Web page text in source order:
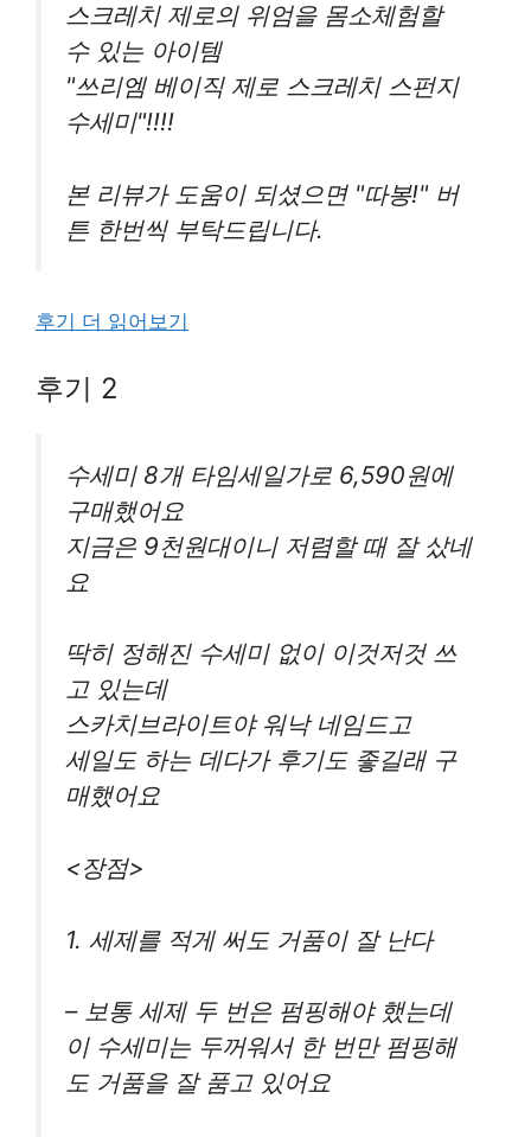
스크레치 제로의 위엄을 몸소체험할
수 있는 아이템
"쓰리엠 베이직 제로 스크레치 스펀지
수세미"!!!!
본 리뷰가 도움이 되셨으면 "따봉!" 버
튼 한번씩 부탁드립니다.
후기 더 읽어보기
후기 2
수세미 8개 타임세일가로 6,590원에
구매했어요
지금은 9천원대이니 저렴할 때 잘 샀네
요
딱히 정해진 수세미 없이 이것저것 쓰
고 있는데
스카치브라이트야 워낙 네임드고
세일도 하는 데다가 후기도 좋길래 구
매했어요
<장점>
1. 세제를 적게 써도 거품이 잘 난다
– 보통 세제 두 번은 펌핑해야 했는데
이 수세미는 두꺼워서 한 번만 펌핑해
도 거품을 잘 품고 있어요